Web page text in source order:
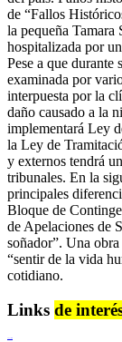
de “Fallos
la pequeña Tamara
hospitalizada por
Pese a que durante
examinada por
interpuesta por la
daño causado a la
implementará Ley
la Ley de
y externos tendrá
tribunales. En la
principales
Bloque de
de Apelaciones de
soñador”. Una
“sentir de la vida
cotidiano.
Links de